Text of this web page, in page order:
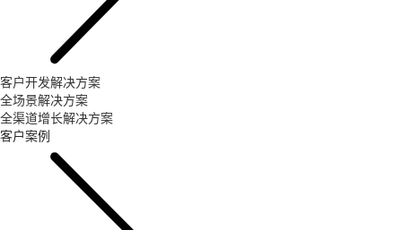
客户开发解决方案
全场景解决方案
全渠道增长解决方案
客户案例